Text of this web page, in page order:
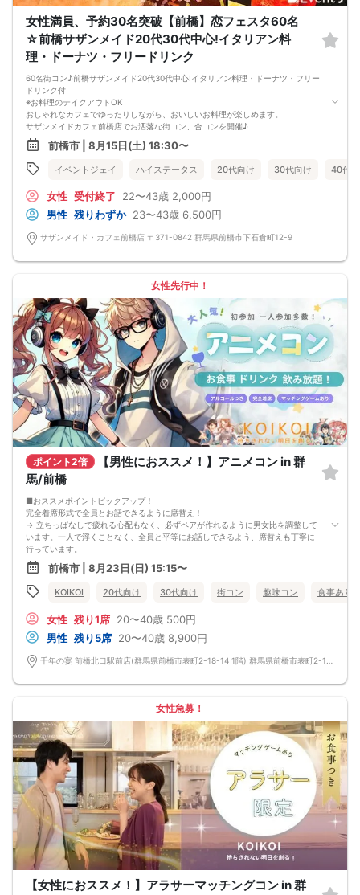
女性満員、予約30名突破【前橋】恋フェスタ60名
☆前橋サザンメイド20代30代中心!イタリアン料
理・ドーナツ・フリードリンク
60名街コン♪前橋サザンメイド20代30代中心!イタリアン料理・ドーナツ・フリー
ドリンク付
※お料理のテイクアウトOK
おしゃれなカフェでゆったりしながら、おいしいお料理が楽しめます。
サザンメイドカフェ前橋店でお洒落な街コン、合コンを開催♪
「恋人が欲しい」「お友達が欲しい」「気軽に参加してみたい」
皆様のご参加心よりお待ちいたしております!!
☆ごあいさつ☆
北関東を中心に毎月約80会場にて展開しているEvent-Jグループが婚活パーティ
毎回、大勢の方との真面目な出会いのコミュニティとして評判をいただいていま
す。
恋活、婚活、友達作り、合コン、ets…お客様それぞれの目的にマッチした出会い
をご提供しております♪
☆その他☆
・パーティの流れや進行は変更される場合がございます。
・募集人数：60名（最小人数：20名）
・お料理のテイクアウトOK
【キャンセル】
参加が困難な場合は、お早めに電話または問い合わせページ等から連絡をお願い
します。
お客様のご都合によるキャンセルの場合には、どのような理由でもキャンセル料
が発生しますのでご了承ください
【キャンセル料】
1.予約日〜開催日8日前のキャンセル
男性/女性：一律2000円
2.開催日7日前〜パーティー当日のキャンセル
男性/女性：全額（定価）
お願い致します。
【開催にあたって】
会場内でのマスクの着用は施設側の方針に準拠いたします。特に指定がない場合
には任意となります。
前橋市 | 8月15日(土) 18:30〜
イベントジェイ ハイステータス 20代向け 30代向け 40代
女性 受付終了 22〜43歳 2,000円
男性 残りわずか 23〜43歳 6,500円
サザンメイド・カフェ前橋店 〒371-0842 群馬県前橋市下石倉町12-9
女性先行中！
ポイント2倍
【男性におススメ！】アニメコン in 群
馬/前橋
■おススメポイントピックアップ！
完全着席形式で全員とお話できるように席替え！
→ 立ちっぱなしで疲れる心配もなく、必ずペアが作れるように男女比を調整して
います。一人で浮くことなく、全員と平等にお話しできるよう、席替えも丁寧に
行っています。
会話を盛り上げるプロフィールシート＆アニメ一覧表！
→ 趣味や好みからスムーズに会話がスタート！「何を話そう…」と悩むことな
く、共通の話題で盛り上がれます。
自然なつながりをサポートするマッチングゲーム開催！
返却されるので安心です。
■最少催行人数
男女2対2
■中止判断タイミング
前日20時、または開催6時間前の時点で最少開催人数に満たない場合
→ お酒が飲めない方にはソフトドリンクも豊富にご用意しています！
前橋市 | 8月23日(日) 15:15〜
KOIKOI 20代向け 30代向け 街コン 趣味コン 食事あり
女性 残り1席 20〜40歳 500円
男性 残り5席 20〜40歳 8,900円
女性急募！
【女性におススメ！】アラサーマッチングコン in 群